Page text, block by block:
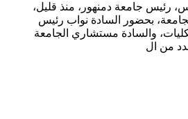
رئيس جامعة دمنهور، منذ قليل،
بحضور السادة نواب رئيس
والسادة مستشاري الجامعة
من ال